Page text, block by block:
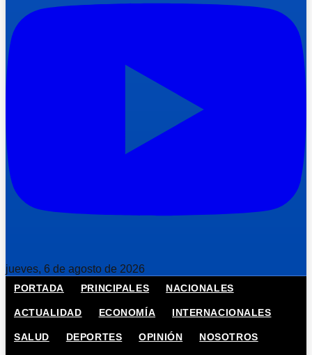
jueves, 6 de agosto de 2026
PORTADA PRINCIPALES NACIONALES
ACTUALIDAD ECONOMÍA INTERNACIONALES
SALUD DEPORTES OPINIÓN NOSOTROS